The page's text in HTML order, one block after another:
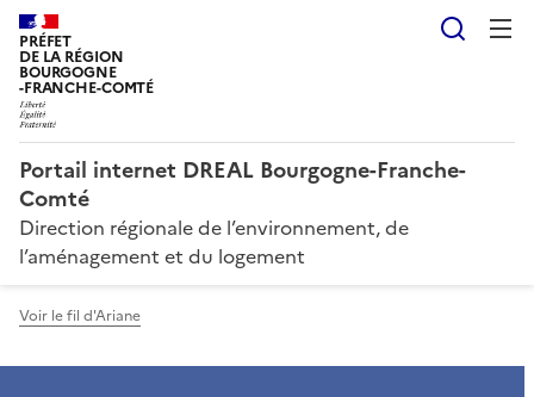
PRÉFET
DE LA RÉGION
BOURGOGNE
-FRANCHE-COMTÉ
Portail internet DREAL Bourgogne-Franche-
Comté
Direction régionale de l’environnement, de
l’aménagement et du logement
Voir le fil d'Ariane